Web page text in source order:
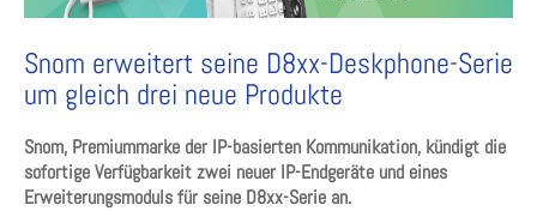
Snom erweitert seine D8xx-Deskphone-Serie
um gleich drei neue Produkte
Snom, Premiummarke der IP-basierten Kommunikation, kündigt die
sofortige Verfügbarkeit zwei neuer IP-Endgeräte und eines
Erweiterungsmoduls für seine D8xx-Serie an.